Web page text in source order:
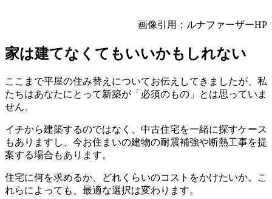
画像引用：ルナファーザーHP
家は建てなくてもいいかもしれない
ここまで平屋の住み替えについてお伝えしてきましたが、私
たちはあなたにとって新築が「必須のもの」とは思っていま
せん。
イチから建築するのではなく、中古住宅を一緒に探すケース
もありますし、今お住まいの建物の耐震補強や断熱工事を提
案する場合もあります。
住宅に何を求めるか、どれくらいのコストをかけたいか。こ
れらによっても、最適な選択は変わります。